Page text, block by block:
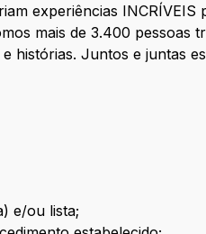
experiências
mais de 3.400 pessoas
histórias. Juntos e juntas
e/ou lista;